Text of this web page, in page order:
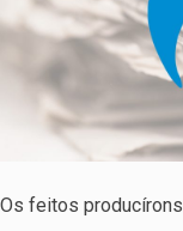
Os feitos